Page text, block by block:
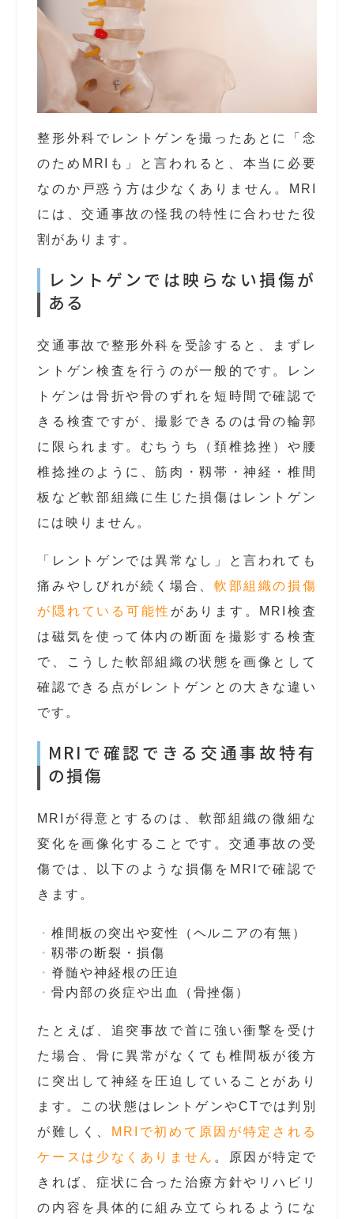
整形外科でレントゲンを撮ったあとに「念
のためMRIも」と言われると、本当に必要
なのか戸惑う方は少なくありません。MRI
には、交通事故の怪我の特性に合わせた役
割があります。
レントゲンでは映らない損傷が
ある
交通事故で整形外科を受診すると、まずレ
ントゲン検査を行うのが一般的です。レン
トゲンは骨折や骨のずれを短時間で確認で
きる検査ですが、撮影できるのは骨の輪郭
に限られます。むちうち（頚椎捻挫）や腰
椎捻挫のように、筋肉・靱帯・神経・椎間
板など軟部組織に生じた損傷はレントゲン
には映りません。
「レントゲンでは異常なし」と言われても
痛みやしびれが続く場合、 軟部組織の損傷
が隠れている可能性 があります。MRI検査
は磁気を使って体内の断面を撮影する検査
で、こうした軟部組織の状態を画像として
確認できる点がレントゲンとの大きな違い
です。
MRIで確認できる交通事故特有
の損傷
MRIが得意とするのは、軟部組織の微細な
変化を画像化することです。交通事故の受
傷では、以下のような損傷をMRIで確認で
きます。
椎間板の突出や変性（ヘルニアの有無）
靱帯の断裂・損傷
脊髄や神経根の圧迫
骨内部の炎症や出血（骨挫傷）
たとえば、追突事故で首に強い衝撃を受け
た場合、骨に異常がなくても椎間板が後方
に突出して神経を圧迫していることがあり
ます。この状態はレントゲンやCTでは判別
が難しく、
MRIで初めて原因が特定される
ケースは少なくありません 。原因が特定で
きれば、症状に合った治療方針やリハビリ
の内容を具体的に組み立てられるようにな